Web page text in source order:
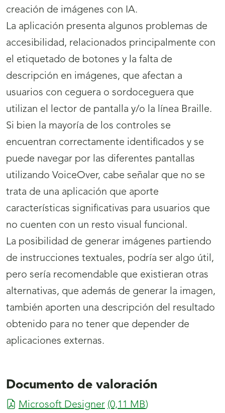
creación de imágenes con IA.
La aplicación presenta algunos problemas de
accesibilidad, relacionados principalmente con
el etiquetado de botones y la falta de
descripción en imágenes, que afectan a
usuarios con ceguera o sordoceguera que
utilizan el lector de pantalla y/o la línea Braille.
Si bien la mayoría de los controles se
encuentran correctamente identificados y se
puede navegar por las diferentes pantallas
utilizando VoiceOver, cabe señalar que no se
trata de una aplicación que aporte
características significativas para usuarios que
no cuenten con un resto visual funcional.
La posibilidad de generar imágenes partiendo
de instrucciones textuales, podría ser algo útil,
pero sería recomendable que existieran otras
alternativas, que además de generar la imagen,
también aporten una descripción del resultado
obtenido para no tener que depender de
aplicaciones externas.
Documento de valoración
Microsoft Designer (0,11 MB)